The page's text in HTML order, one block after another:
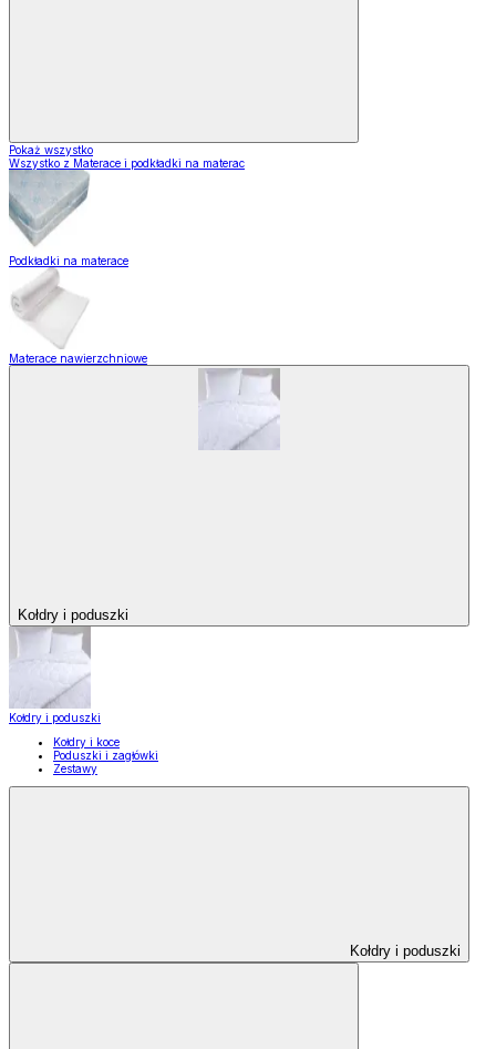
Pokaż wszystko
Wszystko z Materace i podkładki na materac
Podkładki na materace
Materace nawierzchniowe
Kołdry i poduszki
Kołdry i poduszki
Kołdry i koce
Poduszki i zagłówki
Zestawy
Kołdry i poduszki